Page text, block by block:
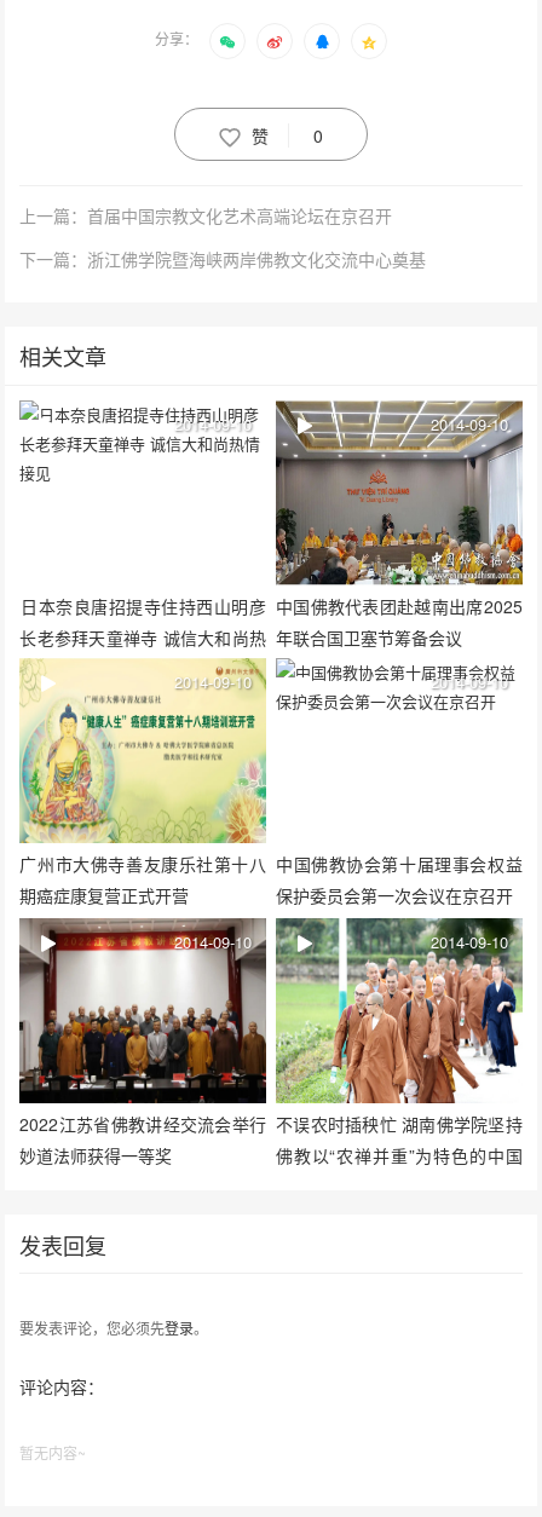
分享：
赞 0
上一篇：首届中国宗教文化艺术高端论坛在京召开
下一篇：浙江佛学院暨海峡两岸佛教文化交流中心奠基
相关文章
​日本奈良唐招提寺住持西山明彦
长老参拜天童禅寺 诚信大和尚热
情接见
2014-09-10
中国佛教代表团赴越南出席2025
年联合国卫塞节筹备会议
2014-09-10
广州市大佛寺善友康乐社第十八
期癌症康复营正式开营
2014-09-10
中国佛教协会第十届理事会权益
保护委员会第一次会议在京召开
2014-09-10
2022江苏省佛教讲经交流会举行
妙道法师获得一等奖
2014-09-10
不误农时插秧忙 湖南佛学院坚持
佛教以“农禅并重”为特色的中国
2014-09-10
发表回复
要发表评论，您必须先登录。
评论内容：
暂无内容~